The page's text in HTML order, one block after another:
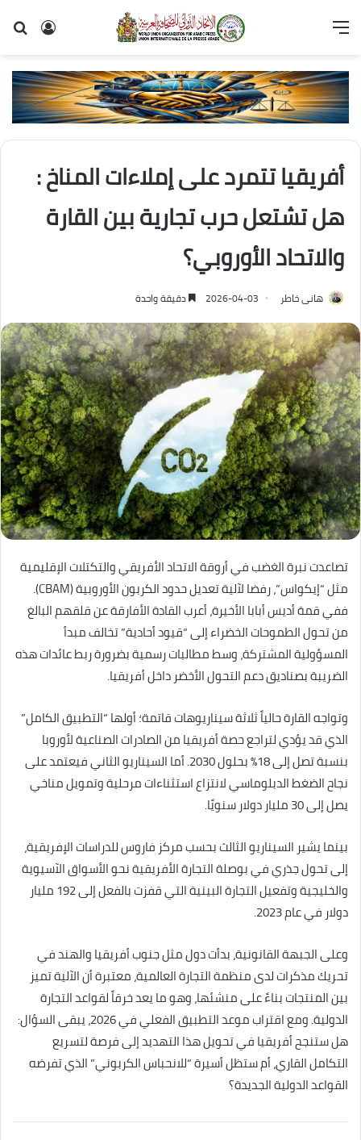
تسجيل
القائمة
أفريقيا تتمرد على إملاءات المناخ :
هل تشتعل حرب تجارية بين القارة
والاتحاد الأوروبي؟
هانى خاطر 2026-04-03 دقيقة واحدة
تصاعدت نبرة الغضب في أروقة الاتحاد الأفريقي والتكتلات الإقليمية
مثل “إيكواس”، رفضا لآلية تعديل حدود الكربون الأوروبية (CBAM).
ففي قمة أديس أبابا الأخيرة، أعرب القادة الأفارقة عن قلقهم البالغ
من تحول الطموحات الخضراء إلى “قيود أحادية” تخالف مبدأ
المسؤولية المشتركة، وسط مطالبات رسمية بضرورة ربط عائدات هذه
الضريبة بصناديق دعم التحول الأخضر داخل أفريقيا.
وتواجه القارة حالياً ثلاثة سيناريوهات قاتمة؛ أولها “التطبيق الكامل”
الذي قد يؤدي لتراجع حصة أفريقيا من الصادرات الصناعية لأوروبا
بنسبة تصل إلى 18% بحلول 2030. أما السيناريو الثاني فيعتمد على
نجاح الضغط الدبلوماسي لانتزاع استثناءات مرحلية وتمويل مناخي
يصل إلى 30 مليار دولار سنويًا.
بينما يشير السيناريو الثالث بحسب مركز فاروس للدراسات الإفريقية،
إلى تحول جذري في بوصلة التجارة الأفريقية نحو الأسواق الآسيوية
والخليجية وتفعيل التجارة البينية التي قفزت بالفعل إلى 192 مليار
دولار في عام 2023.
وعلى الجبهة القانونية، بدأت دول مثل جنوب أفريقيا والهند في
تحريك مذكرات لدى منظمة التجارة العالمية، معتبرة أن الآلية تميز
بين المنتجات بناءً على منشئها، وهو ما يعد خرقاً لقواعد التجارة
الدولية. ومع اقتراب موعد التطبيق الفعلي في 2026، يبقى السؤال:
هل ستنجح أفريقيا في تحويل هذا التهديد إلى فرصة لتسريع
التكامل القاري، أم ستظل أسيرة “للانحباس الكربوني” الذي تفرضه
القواعد الدولية الجديدة؟